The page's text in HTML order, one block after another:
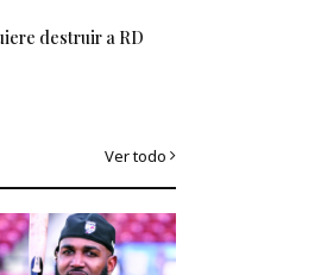
destruir a RD
Ver todo